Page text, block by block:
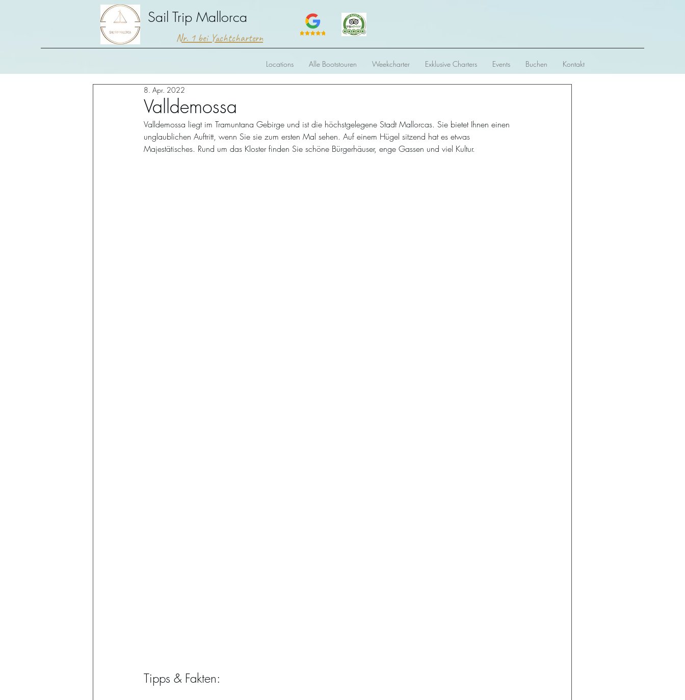
Sail Trip Mallorca
Nr. 1 bei Yachtchartern
Locations Alle Bootstouren Weekcharter Exklusive Charters Events Buchen Kontakt
Valldemossa
8. Apr. 2022
Valldemossa liegt im Tramuntana Gebirge und ist die höchstgelegene Stadt Mallorcas. Sie bietet Ihnen einen
unglaublichen Auftritt, wenn Sie sie zum ersten Mal sehen. Auf einem Hügel sitzend hat es etwas
Majestätisches. Rund um das Kloster finden Sie schöne Bürgerhäuser, enge Gassen und viel Kultur.
Tipps & Fakten: